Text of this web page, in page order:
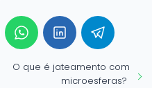
O que é jateamento com
microesferas?